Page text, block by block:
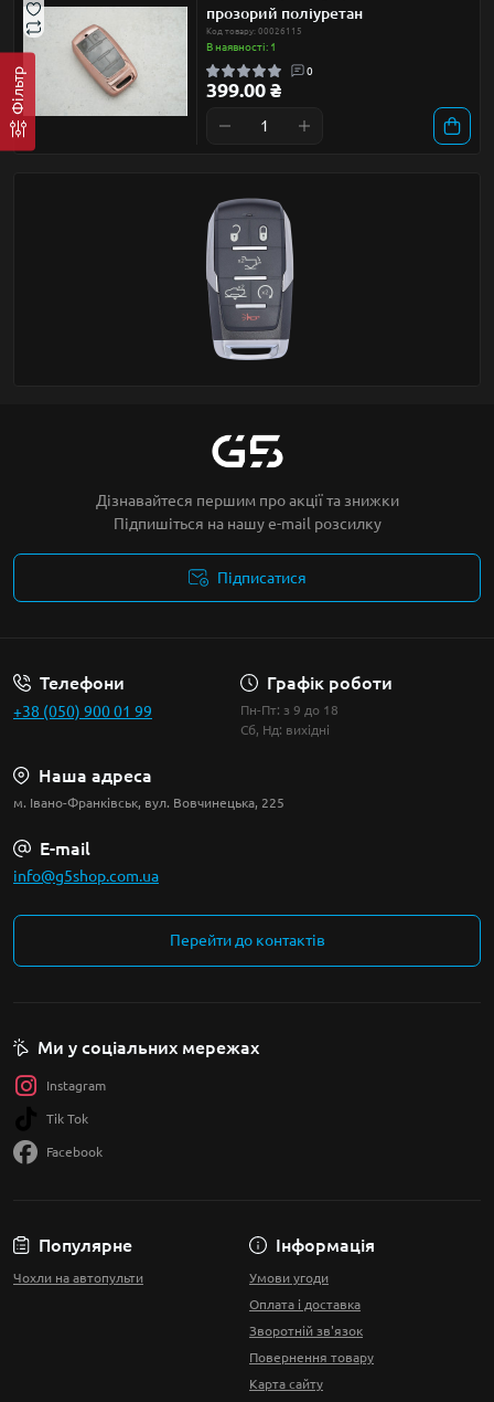
Фільтр
прозорий поліуретан
Код товару: 00026115
В наявності: 1
0
399.00 ₴
Дізнавайтеся першим про акції та знижки
Підпишіться на нашу e-mail розсилку
Підписатися
Телефони
+38 (050) 900 01 99
Графік роботи
Пн-Пт: з 9 до 18
Сб, Нд: вихідні
Наша адреса
м. Івано-Франківськ, вул. Вовчинецька, 225
E-mail
info@g5shop.com.ua
Перейти до контактів
Популярне
Чохли на автопульти
Інформація
Умови угоди
Оплата і доставка
Зворотній зв'язок
Повернення товару
Карта сайту
Ми у соціальних мережах
Instagram
Tik Tok
Facebook